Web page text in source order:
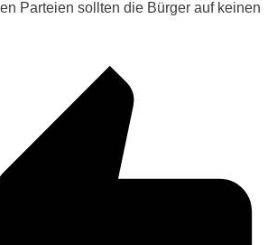
Parteien sollten die Bürger auf keinen